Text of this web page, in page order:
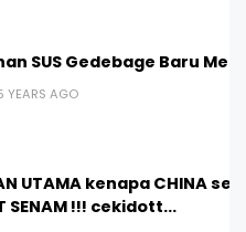
SUS Gedebage Baru
YEARS AGO
UTAMA kenapa CHINA
SENAM !!! cekidott...